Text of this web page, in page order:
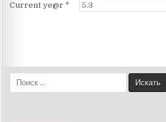
Current ye@r *
e